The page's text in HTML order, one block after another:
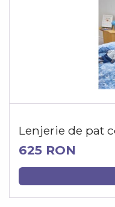
Lenjerie de pat
625 RON